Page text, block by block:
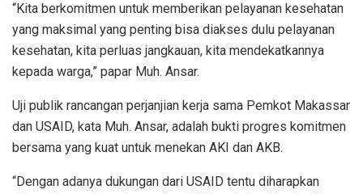
“Kita berkomitmen untuk memberikan pelayanan kesehatan
yang maksimal yang penting bisa diakses dulu pelayanan
kesehatan, kita perluas jangkauan, kita mendekatkannya
kepada warga,” papar Muh. Ansar.
Uji publik rancangan perjanjian kerja sama Pemkot Makassar
dan USAID, kata Muh. Ansar, adalah bukti progres komitmen
bersama yang kuat untuk menekan AKI dan AKB.
“Dengan adanya dukungan dari USAID tentu diharapkan